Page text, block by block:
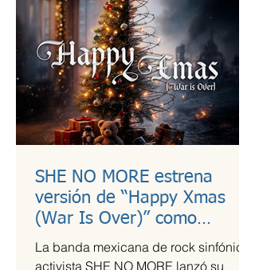
su centenario, la organización utiliza la
alta competencia para validar su
capacidad técnica y operativa en las
pistas más exigentes del país durante
la temporada 2026.
SHE NO MORE estrena
versión de “Happy Xmas
(War Is Over)” como
llamado a la empatía en
tiempos de guerra
La banda mexicana de rock sinfónico
activista SHE NO MORE lanzó su